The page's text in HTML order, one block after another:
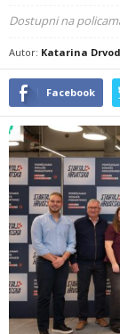
Dostupni na
Autor: Katarina
Facebook